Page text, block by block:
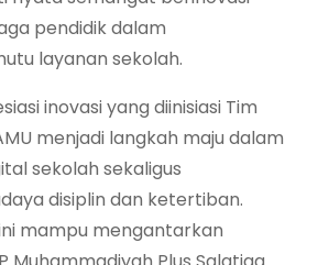
pendidik dalam
layanan sekolah.
inovasi yang diinisiasi Tim
menjadi langkah maju dalam
sekolah sekaligus
disiplin dan ketertiban.
mampu mengantarkan